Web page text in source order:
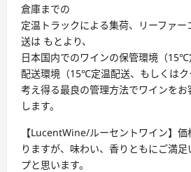
倉庫までの
定温トラックによる集荷、リーファ
送は もとより、
日本国内でのワインの保管環境（15℃
配送環境（15℃定温配送、もしくはク
考え得る最良の管理方法でワインを
します。
【LucentWine/ルーセントワイン】
りますが、味わい、香りともにご満
プと思います。